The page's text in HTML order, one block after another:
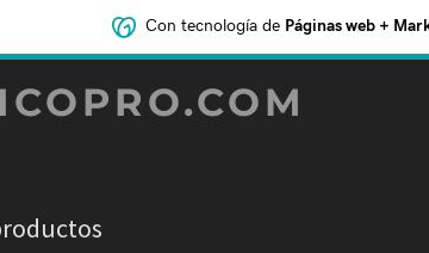
Con tecnología de Páginas web +